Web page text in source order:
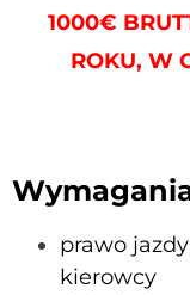
1000€
ROKU, W
prawo
kierowcy